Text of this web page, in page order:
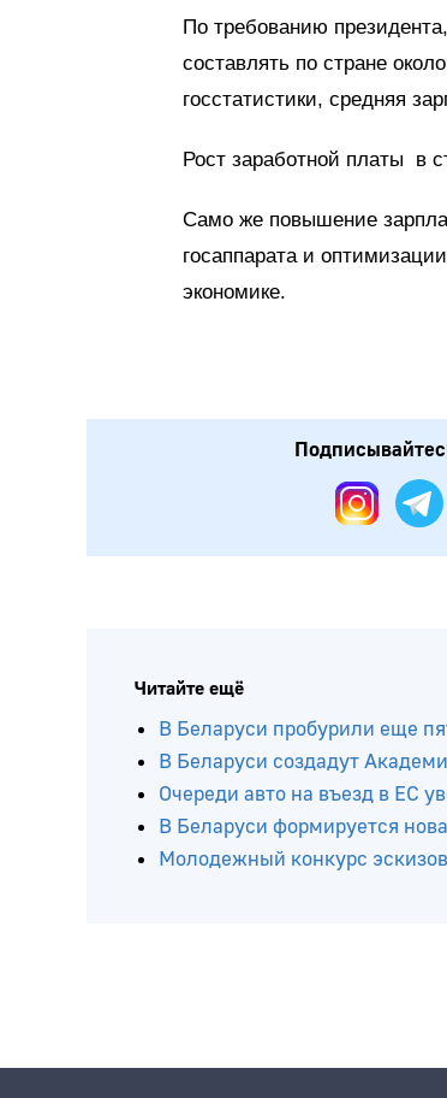
По требованию
составлять по стране
госстатистики, средняя
Рост заработной платы в
Само же повышение
госаппарата и
экономике.
Подписывайтесь на нас в:
Читайте ещё
В Беларуси пробурили еще
В Беларуси создадут